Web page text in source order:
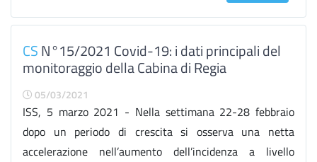
CSN°15/2021 Covid-19: i dati principali del
monitoraggio della Cabina di Regia
05/03/2021
ISS, 5 marzo 2021 - Nella settimana 22-28 febbraio
dopo un periodo di crescita si osserva una netta
accelerazione nell’aumento dell’incidenza a livello